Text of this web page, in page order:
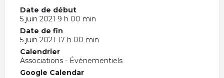
Date de début
5 juin 2021 9 h 00 min
Date de fin
5 juin 2021 17 h 00 min
Calendrier
Associations - Événementiels
Google Calendar